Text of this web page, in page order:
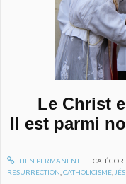
Le Christ
Il est parmi
LIEN PERMANENT
RESURRECTION ,CATHOLICISME